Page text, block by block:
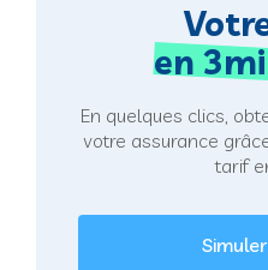
en
En quelques clics,
votre assurance
tarif